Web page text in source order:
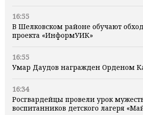
16:55
В Шелковском районе обучают
проекта «ИнформУИК»
16:55
Умар Даудов награжден Орденом
16:34
Росгвардейцы провели урок
воспитанников детского лагеря